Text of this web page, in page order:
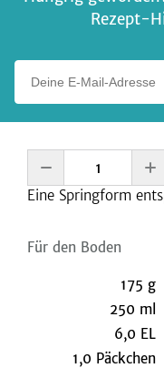
Rezept-
Eine Springform
Für den Boden
175 g
250 ml
6,0 EL
1,0 Päckchen